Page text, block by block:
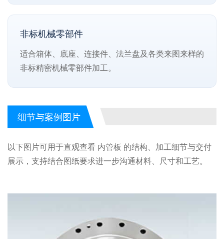
非标机械零部件
适合箱体、底座、连接件、法兰盘及各类来图来样的
非标精密机械零部件加工。
细节与案例图片
以下图片可用于直观查看 内管板 的结构、加工细节与交付
展示，支持结合图纸要求进一步沟通材料、尺寸和工艺。